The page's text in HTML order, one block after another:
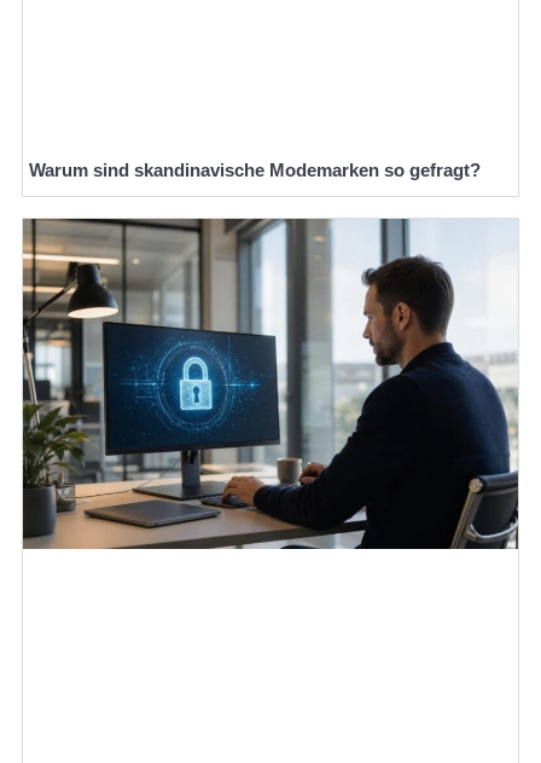
Warum sind skandinavische Modemarken so gefragt?